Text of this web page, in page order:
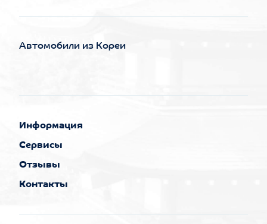
Автомобили из Кореи
Информация
Сервисы
Отзывы
Контакты